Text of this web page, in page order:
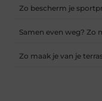
Zo bescherm je
Samen even weg? Zo
Zo maak je van je